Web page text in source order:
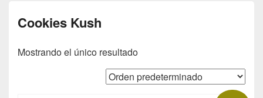
Cookies Kush
Mostrando el único resultado